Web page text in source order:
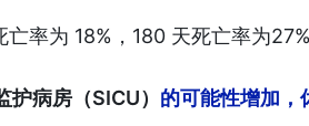
率为 18%，180 天死亡率为
护病房（SICU） 的可能性增加，